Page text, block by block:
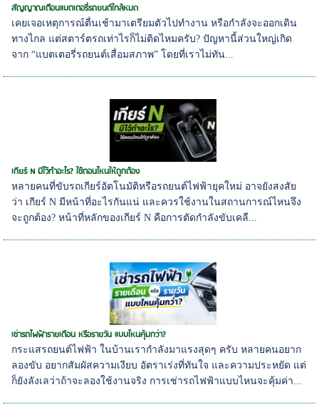
สัญญาณเตือนแบตเตอรี่รถยนต์ใกล้หมด
เคยเจอเหตุการณ์ตื่นเช้ามาเตรียมตัวไปทำงาน หรือกำลังจะออกเดิน
ทางไกล แต่สตาร์ตรถเท่าไรก็ไม่ติดไหมครับ? ปัญหานี้ส่วนใหญ่เกิด
จาก “แบตเตอรี่รถยนต์เสื่อมสภาพ” โดยที่เราไม่ทัน...
เกียร์ N มีไว้ทำอะไร? ใช้ตอนไหนให้ถูกต้อง
หลายคนที่ขับรถเกียร์อัตโนมัติหรือรถยนต์ไฟฟ้ายุคใหม่ อาจยังสงสัย
ว่า เกียร์ N มีหน้าที่อะไรกันแน่ และควรใช้งานในสถานการณ์ไหนจึง
จะถูกต้อง? หน้าที่หลักของเกียร์ N คือการตัดกำลังขับเคลื...
เช่ารถไฟฟ้ารายเดือน หรือรายวัน แบบไหนคุ้มกว่า?
กระแสรถยนต์ไฟฟ้า ในบ้านเรากำลังมาแรงสุดๆ ครับ หลายคนอยาก
ลองขับ อยากสัมผัสความเงียบ อัตราเร่งที่ทันใจ และความประหยัด แต่
ก็ยังลังเลว่าถ้าจะลองใช้งานจริง การเช่ารถไฟฟ้าแบบไหนจะคุ้มค่า...